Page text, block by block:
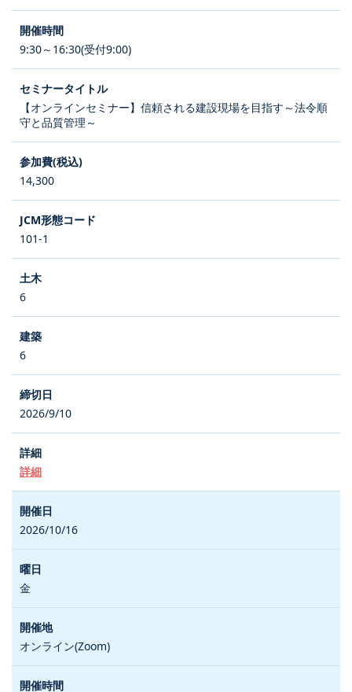
9:30～16:30(受付9:00)
【オンラインセミナー】信頼される建設現場を目指す～法令順
守と品質管理～
14,300
101-1
6
6
2026/9/10
詳細
2026/10/16
金
オンライン(Zoom)